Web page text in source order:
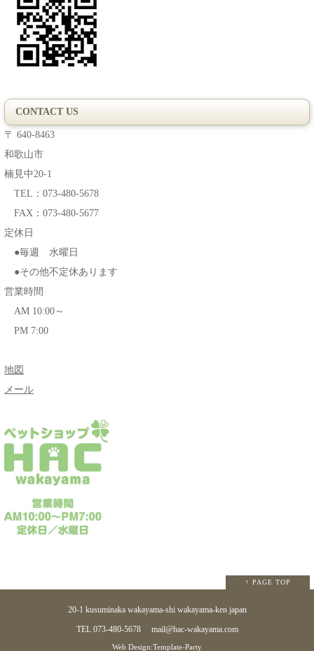
CONTACT US
〒 640-8463
和歌山市
楠見中20-1
TEL：073-480-5678
FAX：073-480-5677
定休日
●毎週 水曜日
●その他不定休あります
営業時間
AM 10:00～
PM 7:00
地図
メール
↑ PAGE TOP
20-1 kusuminaka wakayama-shi wakayama-ken japan
TEL 073-480-5678 mail@hac-wakayama.com
Web Design:Template-Party